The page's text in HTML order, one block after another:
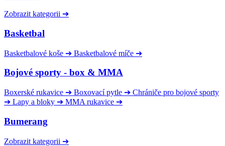
Zobrazit kategorii ➔
Basketbal
Basketbalové koše ➔ Basketbalové míče ➔
Bojové sporty - box & MMA
Boxerské rukavice ➔ Boxovací pytle ➔ Chrániče pro bojové sporty
➔ Lapy a bloky ➔ MMA rukavice ➔
Bumerang
Zobrazit kategorii ➔